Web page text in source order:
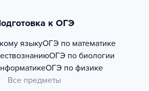
к ОГЭ
языкуОГЭ по математике
ОГЭ по биологии
ОГЭ по физике
Все предметы